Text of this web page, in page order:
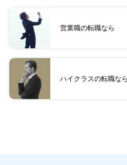
営業職の転職なら
ハイクラスの転職なら